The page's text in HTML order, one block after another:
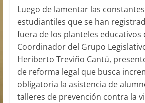
Luego de lamentar las
estudiantiles que se han
fuera de los planteles educativos
Coordinador del Grupo
Heriberto Treviño Cantú,
de reforma legal que busca
obligatoria la asistencia de
talleres de prevención contra la